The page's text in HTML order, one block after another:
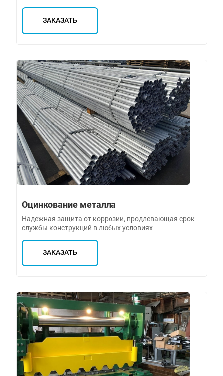
ЗАКАЗАТЬ
Оцинкование металла
Надежная защита от коррозии, продлевающая срок
службы конструкций в любых условиях
ЗАКАЗАТЬ